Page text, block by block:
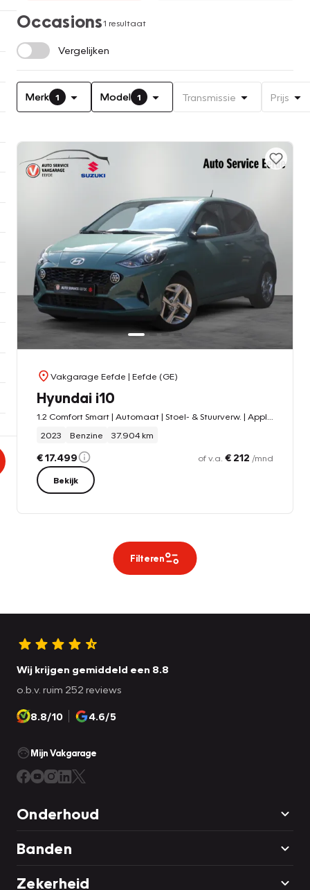
Occasions1 resultaat
Vergelijken
Merk 1 Model 1 Transmissie Prijs
Vakgarage Eefde | Eefde (GE)
Hyundai i10
2023
Benzine 37.904 km
€ 17.499 of v.a. € 212 /mnd
Bekijk
Filteren
Wij krijgen gemiddeld een 8.8
o.b.v. ruim 252 reviews
8.8/10 4.6/5
Mijn Vakgarage
Onderhoud
Banden
Zekerheid